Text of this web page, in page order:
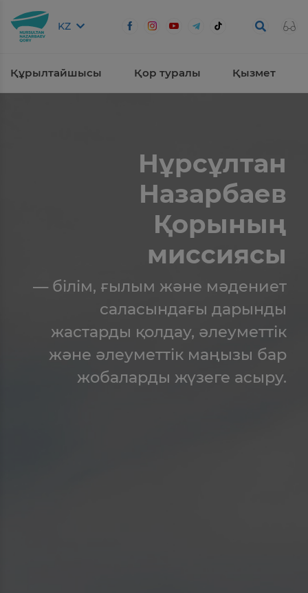
KZ
Құрылтайшысы Қор туралы Қызмет
Нұрсұлтан
Назарбаев
Қорының
миссиясы
— білім, ғылым және мәдениет
саласындағы дарынды
жастарды қолдау, әлеуметтік
және әлеуметтік маңызы бар
жобаларды жүзеге асыру.